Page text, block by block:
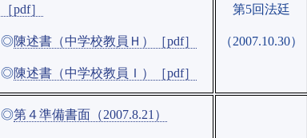
［pdf］
◎陳述書（中学校教員Ｈ）［pdf］
◎陳述書（中学校教員Ｉ）［pdf］
第5回法廷
（2007.10.30）
◎第４準備書面（2007.8.21）